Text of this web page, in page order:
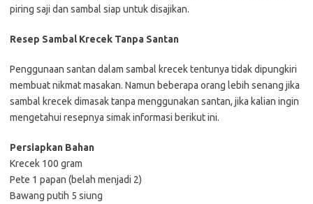
piring saji dan sambal siap untuk disajikan.
Resep Sambal Krecek Tanpa Santan
Penggunaan santan dalam sambal krecek tentunya tidak dipungkiri
membuat nikmat masakan. Namun beberapa orang lebih senang jika
sambal krecek dimasak tanpa menggunakan santan, jika kalian ingin
mengetahui resepnya simak informasi berikut ini.
Persiapkan Bahan
Krecek 100 gram
Pete 1 papan (belah menjadi 2)
Bawang putih 5 siung